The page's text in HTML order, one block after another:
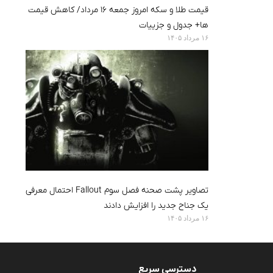
قیمت طلا و سکه امروز جمعه ۱۶ مرداد/ کاهش قیمت
ها+ جدول و جزییات
۱۶ مرداد ۱۴۰۵
تصاویر پشت صحنه فصل سوم Fallout احتمال معرفی
یک جناح جدید را افزایش دادند
۱۶ مرداد ۱۴۰۵
دسترسی سریع